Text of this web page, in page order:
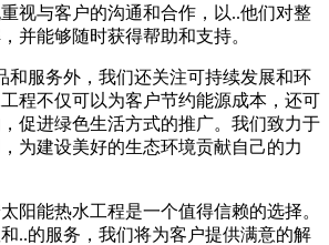
视与客户的沟通和合作，以..他们对整
并能够随时获得帮助和支持。
和服务外，我们还关注可持续发展和环
程不仅可以为客户节约能源成本，还可
促进绿色生活方式的推广。我们致力于
为建设美好的生态环境贡献自己的力
阳能热水工程是一个值得信赖的选择。
..的服务，我们将为客户提供满意的解